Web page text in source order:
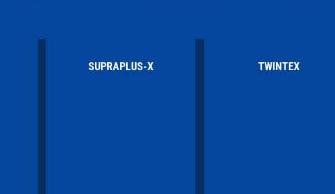
SUPRAPLUS-X TWINTEX